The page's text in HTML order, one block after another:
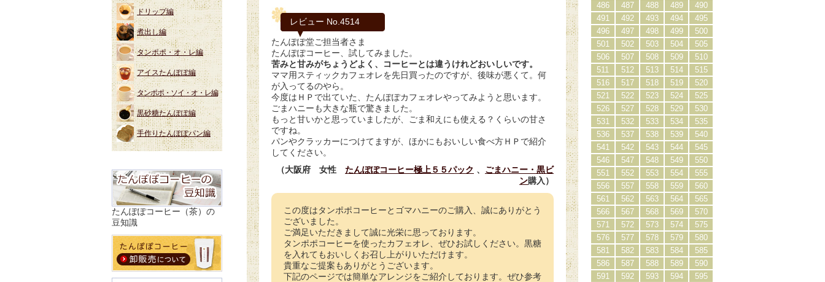
レビュー No.4514
たんぽぽ堂ご担当者さま
たんぽぽコーヒー、試してみました。
苦みと甘みがちょうどよく、コーヒーとは違うけれどおいしいです。
ママ用スティックカフェオレを先日買ったのですが、後味が悪くて。何
が入ってるのやら。
今度はＨＰで出ていた、たんぽぽカフェオレやってみようと思います。
ごまハニーも大きな瓶で驚きました。
もっと甘いかと思っていましたが、ごま和えにも使える？くらいの甘さ
ですね。
パンやクラッカーにつけてますが、ほかにもおいしい食べ方ＨＰで紹介
してください。
（大阪府 女性 たんぽぽコーヒー極上５５パック 、 ごまハニー・黒ビ
ン購入）
この度はタンポポコーヒーとゴマハニーのご購入、誠にありがとう
ございました。
ご満足いただきまして誠に光栄に思っております。
タンポポコーヒーを使ったカフェオレ、ぜひお試しください。黒糖
を入れてもおいしくお召し上がりいただけます。
貴重なご提案もありがとうございます。
下記のページでは簡単なアレンジをご紹介しております。ぜひ参考
486
487 488 489
490
491
492 493 494
495
496
497 498 499
500
501
502 503 504
505
506
507 508 509
510
511
512 513 514
515
516
517 518 519
520
521
522 523 524
525
526
527 528 529
530
531
532 533 534
535
536
537 538 539
540
541
542 543 544
545
546
547 548 549
550
551
552 553 554
555
556
557 558 559
560
561
562 563 564
565
566
567 568 569
570
571
572 573 574
575
576
577 578 579
580
581
582 583 584
585
586
587 588 589
590
591
592 593 594
595
ドリップ編
煮出し編
タンポポ・オ・レ編
アイスたんぽぽ編
タンポポ・ソイ・オ・レ編
黒砂糖たんぽぽ編
手作りたんぽぽパン編
たんぽぽコーヒー（茶）の
豆知識